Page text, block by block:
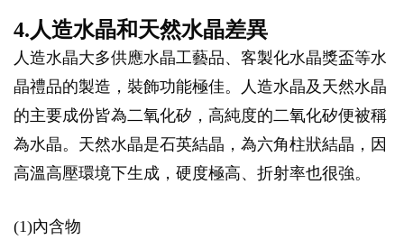
4.人造水晶和天然水晶差異
人造水晶大多供應水晶工藝品、客製化水晶獎盃等水
晶禮品的製造，裝飾功能極佳。人造水晶及天然水晶
的主要成份皆為二氧化矽，高純度的二氧化矽便被稱
為水晶。天然水晶是石英結晶，為六角柱狀結晶，因
高溫高壓環境下生成，硬度極高、折射率也很強。
(1)內含物